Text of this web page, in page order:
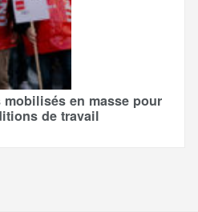
en masse pour
de travail